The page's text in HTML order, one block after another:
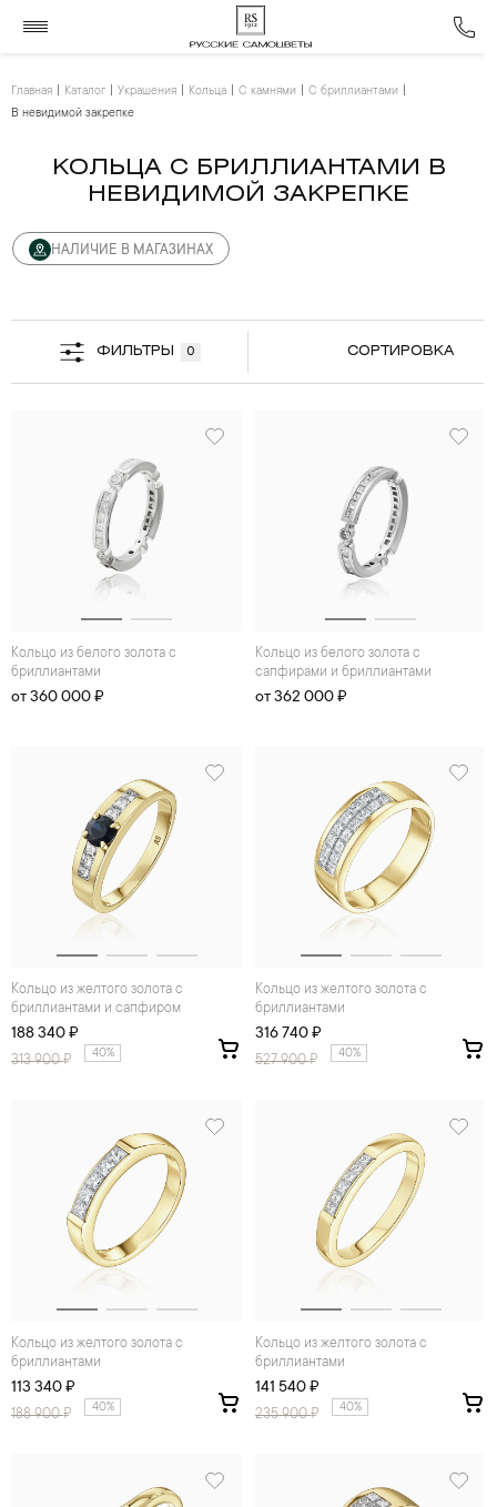
Главная Каталог Украшения Кольца С камнями
С бриллиантами
В невидимой закрепке
КОЛЬЦА С БРИЛЛИАНТАМИ В
НЕВИДИМОЙ ЗАКРЕПКЕ
НАЛИЧИЕ В МАГАЗИНАХ
ФИЛЬТРЫ 0 СОРТИРОВКА
Кольцо из белого золота с
бриллиантами
от 360 000 ₽
Кольцо из белого золота с
сапфирами и бриллиантами
от 362 000 ₽
Кольцо из желтого золота с
бриллиантами и сапфиром
188 340 ₽
313 900₽ 40%
Кольцо из желтого золота с
бриллиантами
316 740 ₽
527 900₽ 40%
Кольцо из желтого золота с
бриллиантами
113 340 ₽
188 900₽ 40%
Кольцо из желтого золота с
бриллиантами
141 540 ₽
235 900₽ 40%